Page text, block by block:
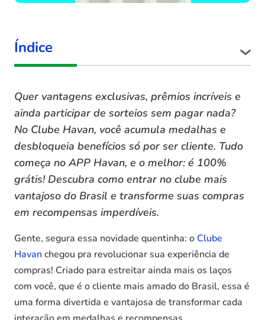
Quer vantagens exclusivas, prêmios incríveis e
ainda participar de sorteios sem pagar nada?
No Clube Havan, você acumula medalhas e
desbloqueia benefícios só por ser cliente. Tudo
começa no APP Havan, e o melhor: é 100%
grátis! Descubra como entrar no clube mais
vantajoso do Brasil e transforme suas compras
em recompensas imperdíveis.
Gente, segura essa novidade quentinha: o Clube
Havan chegou pra revolucionar sua experiência de
compras! Criado para estreitar ainda mais os laços
com você, que é o cliente mais amado do Brasil, essa é
uma forma divertida e vantajosa de transformar cada
Índice